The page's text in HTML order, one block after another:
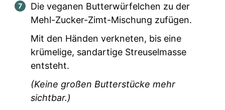
Die veganen Butterwürfelchen zu der
Mehl-Zucker-Zimt-Mischung zufügen.
Mit den Händen verkneten, bis eine
krümelige, sandartige Streuselmasse
entsteht.
(Keine großen Butterstücke mehr
sichtbar.)